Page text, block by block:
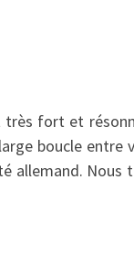
fort et
boucle entre
allemand.